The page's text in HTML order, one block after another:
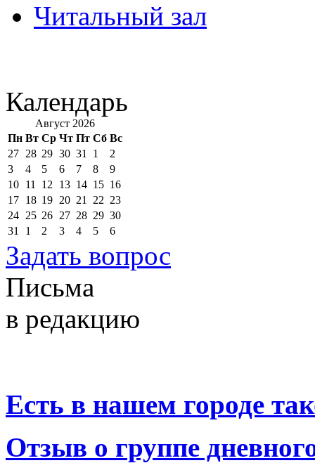
Читальный зал
Календарь
Август 2026
Пн Вт Ср Чт Пт Сб Вс
27 28 29 30 31 1
2
3
4 5 6 7 8
9
10 11 12 13 14 15 16
17 18 19 20 21 22 23
24 25 26 27 28 29 30
31
1 2 3 4 5 6
Задать вопрос
Письма
в редакцию
Есть в нашем городе
Отзыв о группе